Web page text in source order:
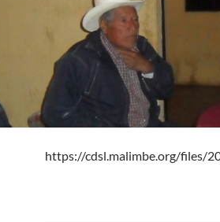
https://cdsl.malimbe.org/files/